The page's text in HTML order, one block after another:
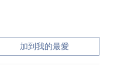
加到我的最愛